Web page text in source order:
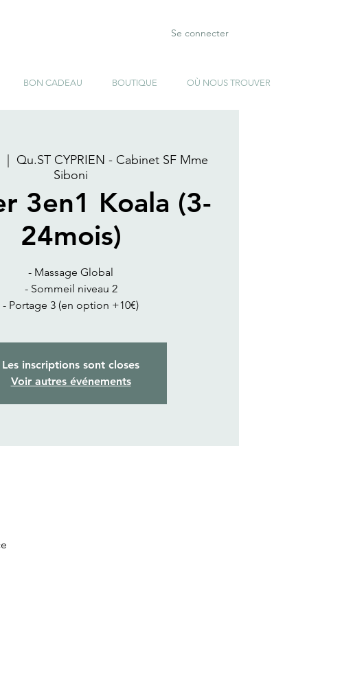
Se connecter
BON CADEAU BOUTIQUE OÙ NOUS TROUVER
  |
Qu.ST CYPRIEN - Cabinet SF Mme
Siboni
3en1 Koala (3-
24mois)
- Massage Global
- Sommeil niveau 2
- Portage 3 (en option +10€)
Les inscriptions sont closes
Voir autres événements